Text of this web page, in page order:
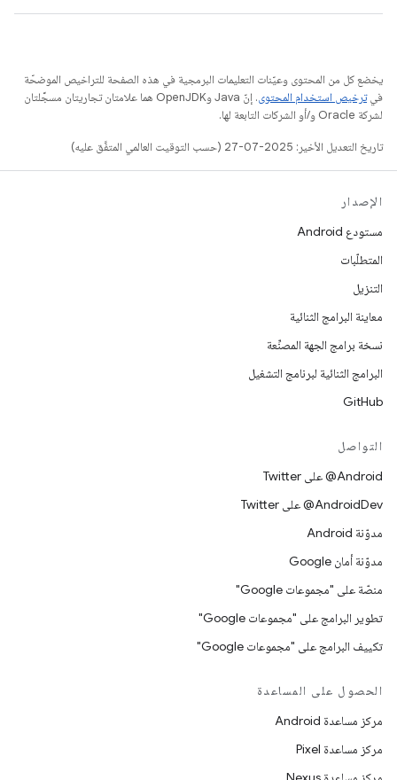
يخضع كل من المحتوى وعيّنات التعليمات البرمجية في هذه الصفحة للتراخيص الموضحّة
فيترخيص استخدام المحتوى
. إنّ Java وOpenJDK هما علامتان تجاريتان مسجَّلتان
لشركة Oracle و/أو الشركات التابعة لها.
تاريخ التعديل الأخير: 2025-07-27 (حسب التوقيت العالمي المتفَّق عليه)
الإصدار
مستودع Android
المتطلّبات
التنزيل
معاينة البرامج الثنائية
نسخة برامج الجهة المصنِّعة
البرامج الثنائية لبرنامج التشغيل
GitHub
التواصل
‎@Android على Twitter
‎@AndroidDev على Twitter
مدوّنة Android
مدوّنة أمان Google
منصّة على "مجموعات Google"
تطوير البرامج على "مجموعات Google"
تكييف البرامج على "مجموعات Google"
الحصول على المساعدة
مركز مساعدة Android
مركز مساعدة Pixel